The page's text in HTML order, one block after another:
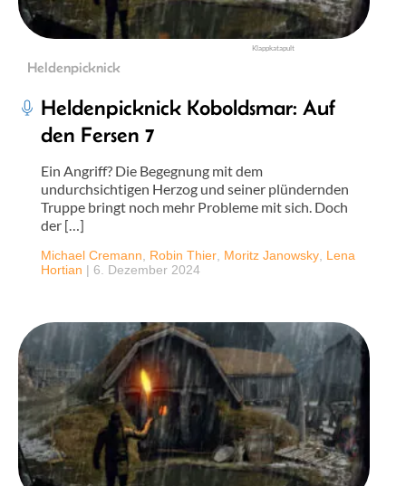
Klappkatapult
Heldenpicknick
Heldenpicknick Koboldsmar: Auf
den Fersen 7
Ein Angriff? Die Begegnung mit dem
undurchsichtigen Herzog und seiner plündernden
Truppe bringt noch mehr Probleme mit sich. Doch
der […]
Michael Cremann Robin Thier Moritz Janowsky Lena
Hortian | 6. Dezember 2024